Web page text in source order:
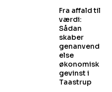
Fra affald til
værdi:
Sådan
skaber
genanvend
else
økonomisk
gevinst i
Taastrup